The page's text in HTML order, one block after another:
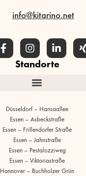
info@kitarino.net
Standorte
Düsseldorf – Hansaallee
Essen – Asbeckstraße
Essen – Frillendorfer Straße
Essen – Jahnstraße
Essen – Pestalozziweg
Essen – Viktoriastraße
Hannover – Buchholzer Grün